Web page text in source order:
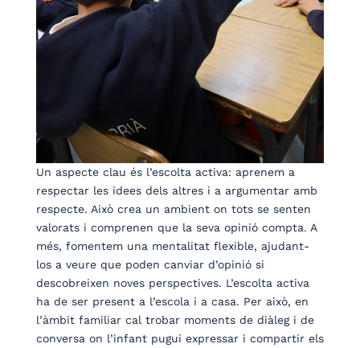
Un aspecte clau és l’escolta activa: aprenem a
respectar les idees dels altres i a argumentar amb
respecte. Això crea un ambient on tots se senten
valorats i comprenen que la seva opinió compta. A
més, fomentem una mentalitat flexible, ajudant-
los a veure que poden canviar d’opinió si
descobreixen noves perspectives. L’escolta activa
ha de ser present a l’escola i a casa. Per això, en
l’àmbit familiar cal trobar moments de diàleg i de
conversa on l’infant pugui expressar i compartir els